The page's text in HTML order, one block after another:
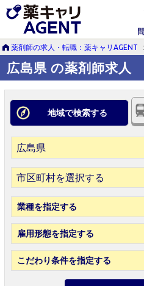
薬剤師の求人・転職：薬キャリAGENT
広島県 の薬剤師求人
地域で検索する
市区町村を選択する
業種を指定する
雇用形態を指定する
こだわり条件を指定する